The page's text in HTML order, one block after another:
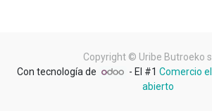
Copyright © Uribe Butroeko
Con tecnología de
- El #1Comercio
abierto